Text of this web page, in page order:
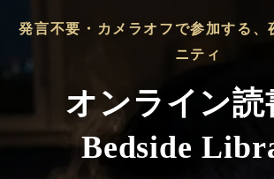
発言不要・カメラオフで参加する、
ニティ
オンライン読
Bedside